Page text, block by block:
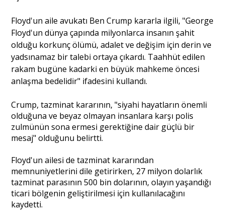
Yorum - Analiz
Söyleşi
Portre
Yazarlar
Floyd'un aile avukatı Ben Crump kararla ilgili, "George
Floyd'un dünya çapında milyonlarca insanın şahit
olduğu korkunç ölümü, adalet ve değişim için derin ve
yadsınamaz bir talebi ortaya çıkardı. Taahhüt edilen
rakam bugüne kadarki en büyük mahkeme öncesi
anlaşma bedelidir" ifadesini kullandı.
Crump, tazminat kararının, "siyahi hayatların önemli
olduğuna ve beyaz olmayan insanlara karşı polis
zulmünün sona ermesi gerektiğine dair güçlü bir
mesaj" olduğunu belirtti.
Floyd'un ailesi de tazminat kararından
memnuniyetlerini dile getirirken, 27 milyon dolarlık
tazminat parasının 500 bin dolarının, olayın yaşandığı
ticari bölgenin geliştirilmesi için kullanılacağını
kaydetti.